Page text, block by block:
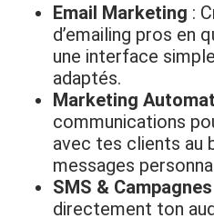
Email Marketing :
d’emailing pros en
une interface
adaptés.
Marketing
communications
avec tes clients au
messages
SMS &
directement ton